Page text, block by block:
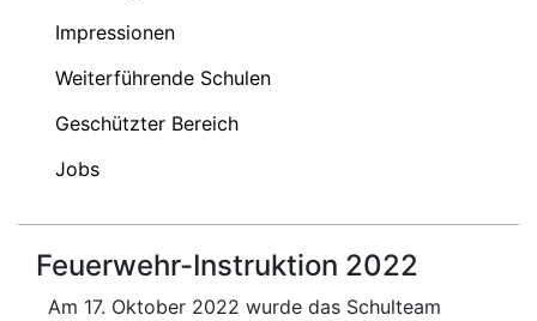
Impressionen
Weiterführende Schulen
Geschützter Bereich
Jobs
Feuerwehr-Instruktion 2022
Am 17. Oktober 2022 wurde das Schulteam